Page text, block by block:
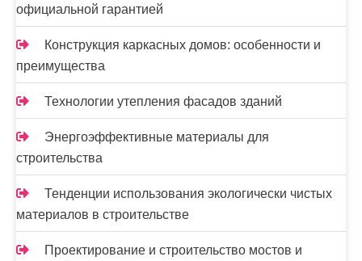
официальной гарантией
Конструкция каркасных домов: особенности и
преимущества
Технологии утепления фасадов зданий
Энергоэффективные материалы для
строительства
Тенденции использования экологически чистых
материалов в строительстве
Проектирование и строительство мостов и